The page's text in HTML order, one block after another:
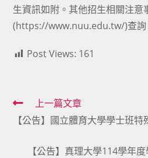
生資訊如附。其他招生相關注意
(https://www.nuu.edu.tw/)查詢
Post Views: 161
Read
more
articles
上一篇文章
【公告】國立體育大學學士班
【公告】真理大學114學年